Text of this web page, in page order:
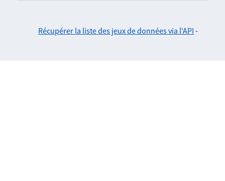
Récupérer la liste des jeux de données via l'API -